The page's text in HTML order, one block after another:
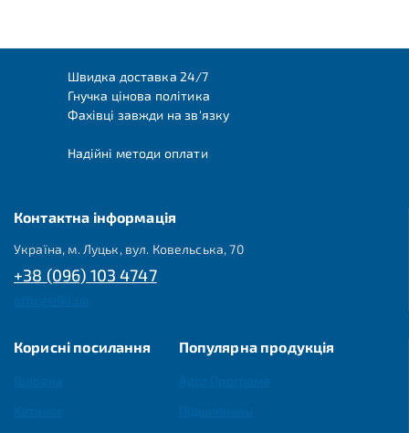
Швидка доставка 24/7
Гнучка цінова політика
Фахівці завжди на зв'язку
Надійні методи оплати
Контактна інформація
Україна, м. Луцьк, вул. Ковельська, 70
+38 (096) 103 4747
Корисні посилання Популярна продукція